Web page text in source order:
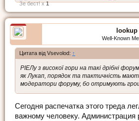
Зе бест! x1
lookup
Well-Known
Цитата від Vsevolod: ↑
РІЕЛу з високої гори на такі дрібні
як Лукап, порядок та тактичність
модератори форуму, бо отримують
Сегодня распечатка этого треда
важному человеку. Администрация